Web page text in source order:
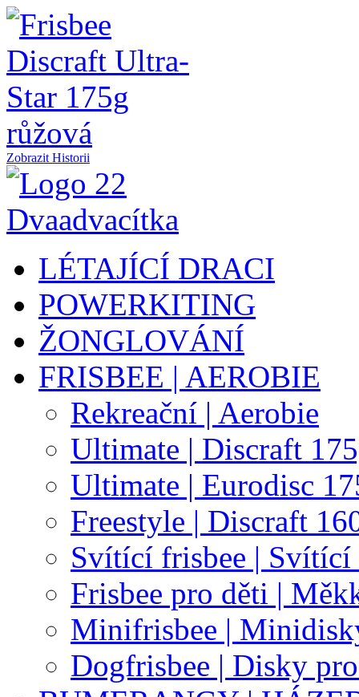
Zobrazit Historii
LÉTAJÍCÍ DRACI
POWERKITING
ŽONGLOVÁNÍ
FRISBEE | AEROBIE
Rekreační | Aerobie
Ultimate | Discraft
Ultimate | Eurodisc
Freestyle | Discraft
Svítící frisbee |
Frisbee pro děti |
Minifrisbee |
Dogfrisbee | Disky